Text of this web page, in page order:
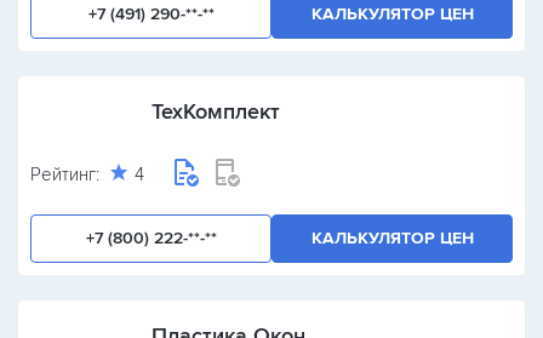
+7 (491) 290-**-** КАЛЬКУЛЯТОР ЦЕН
ТехКомплект
Рейтинг: 4
+7 (800) 222-**-** КАЛЬКУЛЯТОР ЦЕН